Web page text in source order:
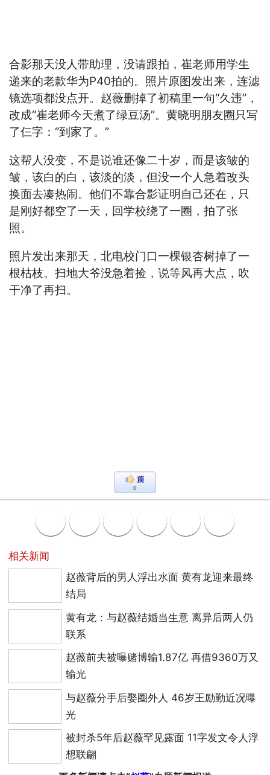
合影那天没人带助理，没请跟拍，崔老师用学生
递来的老款华为P40拍的。照片原图发出来，连滤
镜选项都没点开。赵薇删掉了初稿里一句“久违”，
改成“崔老师今天煮了绿豆汤”。黄晓明朋友圈只写
了仨字：“到家了。”
这帮人没变，不是说谁还像二十岁，而是该皱的
皱，该白的白，该淡的淡，但没一个人急着改头
换面去凑热闹。他们不靠合影证明自己还在，只
是刚好都空了一天，回学校绕了一圈，拍了张
照。
照片发出来那天，北电校门口一棵银杏树掉了一
根枯枝。扫地大爷没急着捡，说等风再大点，吹
干净了再扫。
0
相关新闻
赵薇背后的男人浮出水面 黄有龙迎来最终
结局
黄有龙：与赵薇结婚当生意 离异后两人仍
联系
赵薇前夫被曝赌博输1.87亿 再借9360万又
输光
与赵薇分手后娶圈外人 46岁王励勤近况曝
光
被封杀5年后赵薇罕见露面 11字发文令人浮
想联翩